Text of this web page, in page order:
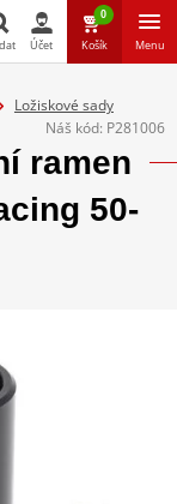
Hledat
Účet
0
Košík Menu
Ložiskové sady
Náš kód: P281006
ramen
50-